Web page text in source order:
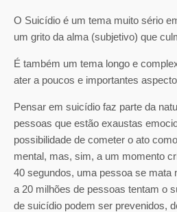
O Suicídio é um tema muito sério
um grito da alma (subjetivo) que
É também um tema longo e
ater a poucos e importantes
Pensar em suicídio faz parte da
pessoas que estão exaustas
possibilidade de cometer o ato
mental, mas, sim, a um momento
40 segundos, uma pessoa se mata
a 20 milhões de pessoas tentam o
de suicídio podem ser prevenidos,